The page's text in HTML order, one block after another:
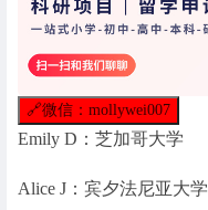
🔗微信：mollywei007
Emily D：芝加哥大学
Alice J：宾夕法尼亚大学